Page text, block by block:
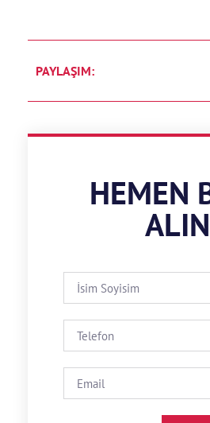
PAYLAŞIM:
HEMEN
ALIN